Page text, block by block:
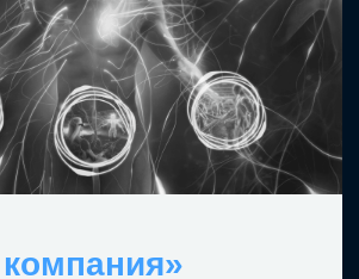
международной
уровне, а не
симптомы